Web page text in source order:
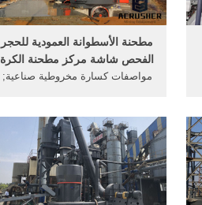
مطحنة الأسطوانة العمودية للحجر
الفحص شاشة مركز مطحنة الكرة
مواصفات كسارة مخروطية صناعية;
الخرسانة; مجموعة أجزاء و نظام
مطحنة الفحم المركم